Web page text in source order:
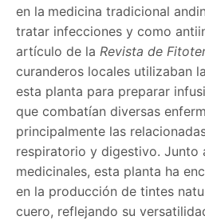
en la medicina tradicional
tratar infecciones y como
artículo de la Revista de
curanderos locales utilizaban
esta planta para preparar
que combatían diversas
principalmente las
respiratorio y digestivo. Junto
medicinales, esta planta ha
en la producción de tintes
cuero, reflejando su